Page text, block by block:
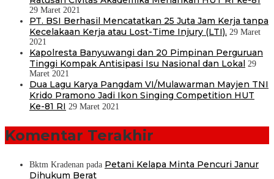
29 Maret 2021
PT. BSI Berhasil Mencatatkan 25 Juta Jam Kerja tanpa
Kecelakaan Kerja atau Lost-Time Injury (LTI). 29 Maret
2021
Kapolresta Banyuwangi dan 20 Pimpinan Perguruan
Tinggi Kompak Antisipasi Isu Nasional dan Lokal 29
Maret 2021
Dua Lagu Karya Pangdam VI/Mulawarman Mayjen TNI
Krido Pramono Jadi Ikon Singing Competition HUT
Ke-81 RI 29 Maret 2021
Komentar Terakhir
Bktm Kradenan pada Petani Kelapa Minta Pencuri Janur
Dihukum Berat